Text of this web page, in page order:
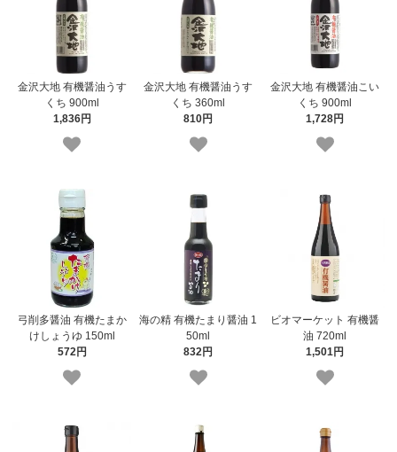
金沢大地 有機醤油うす
くち 900ml
1,836円
金沢大地 有機醤油うす
くち 360ml
810円
金沢大地 有機醤油こい
くち 900ml
1,728円
弓削多醤油 有機たまか
けしょうゆ 150ml
572円
海の精 有機たまり醤油 1
50ml
832円
ビオマーケット 有機醤
油 720ml
1,501円